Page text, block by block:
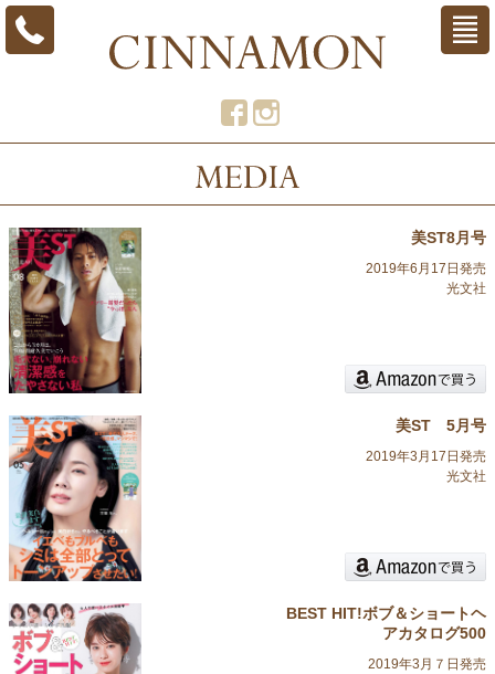
美ST8月号
2019年6月17日発売
光文社
美ST 5月号
2019年3月17日発売
光文社
BEST HIT!ボブ＆ショートヘ
アカタログ500
2019年3月７日発売